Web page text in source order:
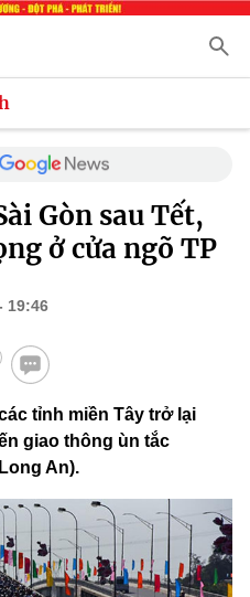
Gòn sau Tết,
ở cửa ngõ TP
19:46
tỉnh miền Tây trở lại
giao thông ùn tắc
An).